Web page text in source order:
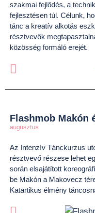
szakmai fejlődés, a
fejlesztésen túl. Célunk,
tánc a kreatív alkotás
résztvevők
közösség formáló erejét.
Flashmob Makón
augusztus
Az Intenzív Tánckurzus
résztvevő részese lehet
során elsajátított
be Makón a Makovecz
Katartikus élmény